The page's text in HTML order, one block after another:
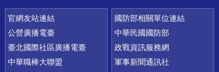
官網友站連結
公營廣播電臺
臺北國際社區廣播電臺
中華職棒大聯盟
國防部相關單位連結
中華民國國防部
政戰資訊服務網
軍事新聞通訊社